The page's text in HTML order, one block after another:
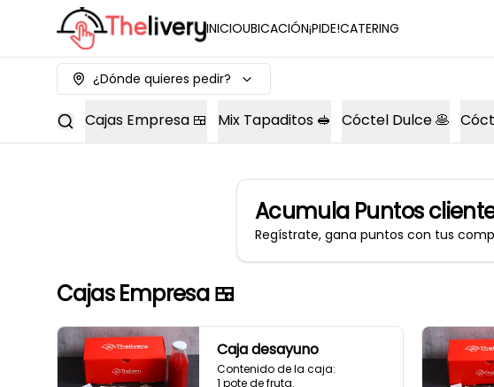
INICIOUBICACIÓN¡PIDE!CATERING
¿Dónde quieres pedir?
Cajas Empresa 🍱 Mix Tapaditos 🥪 Cóctel Dulce 🥞
Acumula Puntos
Regístrate, gana puntos con tus
Cajas Empresa 🍱
Caja desayuno
Contenido de la caja:
1 pote de fruta.